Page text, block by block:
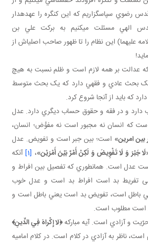
رضوي سپاسگزاريم که اين کنگره را عهده دار
الهي مسئلت مي کنيم به برکت علي بن
عليهما) اين نظام را تا ظهور صاحب اصلي اش از
عدالت بر همه لازم است و ظلم نسبت به هيچ
بحث عادي و فقهي دارد که يک بحث متوسط
که بايد از آنجا شروع کرد.
و در فقه و حقوق حساب ديگري دارد. عدل
است که انسان نه مجبور است نه مفوَّض؛ انسان،
بين امرين» است؛ بين جبر است و تفويض. عدل
جَبْرَ وَ لَا تَفْوِيضَ وَ لَكِنْ أَمْرٌ بَيْنَ أَمْرَيْن‏»، [1] آنکه
عدل است. همان طوري که تفصيل بين افراط و
تفريط بد است افراط بد است و عدل خوب
باطل است، تفويض بد است يعني باطل است و
است مطلوب است.
و آزادي است. آيه مبارکه﴿لا إِكْراهَ فِي الدِّينِ﴾
است، ناظر به آزادي در کلام است. در کلام اماميه